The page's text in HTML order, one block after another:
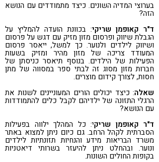
בערוצי המדיה השונים. כיצד מתמודדים עם הנושא
הזה?
ד"ר קאופמן שריקי: בכוונת הועדה להמליץ על
הגבלת שיווק ופרסום מזון מזיק עם דגש על פרסום
ושיווק לילדים ולנוער. כך למשל, ייאסר פרסום
המעודד צריכה של מזון מהיר ומזיק בשעות
הפעילות של הילדים. בנוסף תיאסר כניסתן של
חברות מזון מסוג זה לבתי ספר במסווה של מתן
חסות, לצורך קידום מוצרים.
שאלה: כיצד יכולים הורים המעוניינים לשנות את
הרגלי התזונה של ילדיהם לקבל כלים להתמודדות
עם הנושא?
ד"ר קאופמן שריקי: כל המהלך ילווה בפעילות
הסברתית לקהל הרחב. גם כיום ניתן למצוא באתר
משרד הבריאות מידע והנחיות תזונתיות לילדים
ונוער. ובהחלט ניתן להיעזר בשרותי דיאטניות
בקופות החולים השונות.